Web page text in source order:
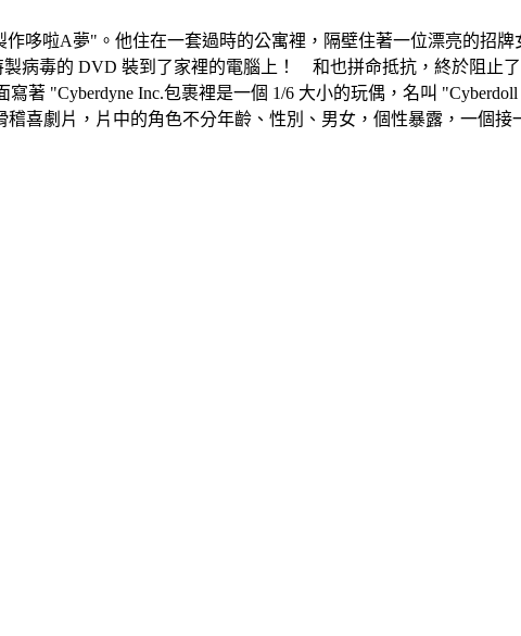
哆啦A夢"。他住在一套過時的公寓裡，隔壁住著一位漂亮的招牌
病毒的 DVD 裝到了家裡的電腦上！ 和也拼命抵抗，終於阻止
"Cyberdyne Inc.包裹裡是一個 1/6 大小的玩偶，名叫
劇片，片中的角色不分年齡、性別、男女，個性暴露，一個接